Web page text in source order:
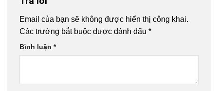
Email của bạn sẽ không được hiển thị công khai.
Các trường bắt buộc được đánh dấu *
Bình luận *